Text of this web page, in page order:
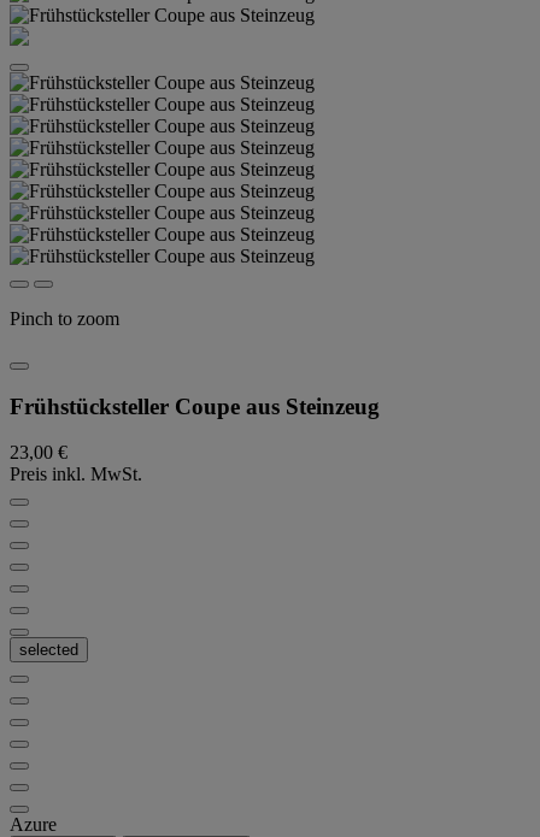
Pinch to zoom
Frühstücksteller Coupe aus Steinzeug
23,00 €
Preis inkl. MwSt.
selected
Azure